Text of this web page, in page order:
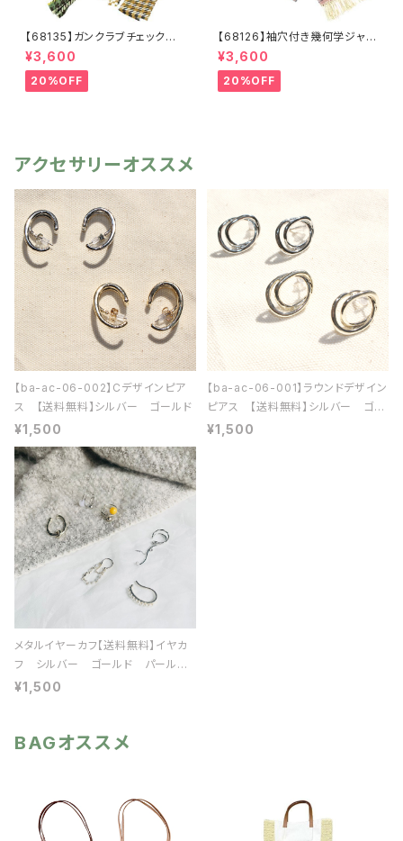
【68135】ガンクラブチェックスト
ール【送料無料】マフラー 防
寒 チェック柄 千鳥柄 千鳥
格子 マスタード キャメル
カーキ リサイクルポリエステ
¥3,600
20%OFF
【68126】袖穴付き幾何学ジャガ
ードストール【送料無料】袖付き
ストール ジャガード織り リバ
ーシブル 幾何学柄 防寒 フ
リンジ 秋冬 羽織 ポンチ
¥3,600
20%OFF
アクセサリーオススメ
【ba-ac-06-002】Cデザインピア
ス 【送料無料】シルバー ゴールド
¥1,500
【ba-ac-06-001】ラウンドデザイン
ピアス 【送料無料】シルバー ゴー
ルド
¥1,500
メタルイヤーカフ【送料無料】イヤカ
フ シルバー ゴールド パール
シンプル イヤリング イヤーアク
ント
¥1,500
BAGオススメ